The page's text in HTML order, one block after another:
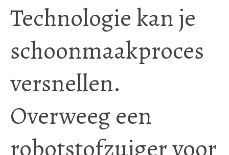
Technologie kan je
schoonmaakproces
versnellen.
Overweeg een
robotstofzuiger voor